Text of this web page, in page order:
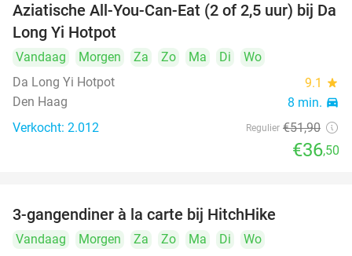
30%
Aziatische All-You-Can-Eat (2 of 2,5 uur) bij Da
Long Yi Hotpot
Vandaag Morgen Za Zo Ma Di
Wo
Da Long Yi Hotpot
9.1 star
Den Haag 8 min. directions_car
Verkocht: 2.012 Regulier €51,90
€36,50
3-gangendiner à la carte bij HitchHike
Vandaag Morgen Za Zo Ma Di
Wo